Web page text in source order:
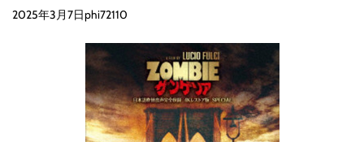
2025年3月7日phi72110